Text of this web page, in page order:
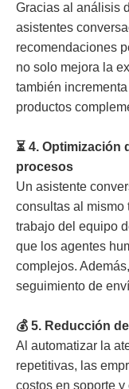
Gracias al análisis
asistentes
recomendaciones
no solo mejora la
también
productos
⏳ 4.
procesos
Un asistente
consultas al mismo
trabajo del equipo
que los agentes
complejos.
seguimiento de
💰 5. Reducción
Al automatizar la
repetitivas, las
costos en soporte